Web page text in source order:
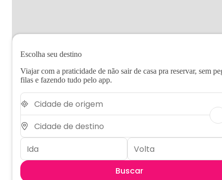
Escolha seu destino
Viajar com a praticidade de não sair de casa pra reservar, sem
filas e fazendo tudo pelo app.
Buscar